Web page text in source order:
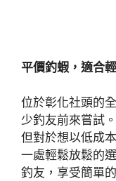
平價釣蝦，適合
位於彰化社頭的
少釣友前來嘗試
但對於想以低成
一處輕鬆放鬆的
釣友，享受簡單